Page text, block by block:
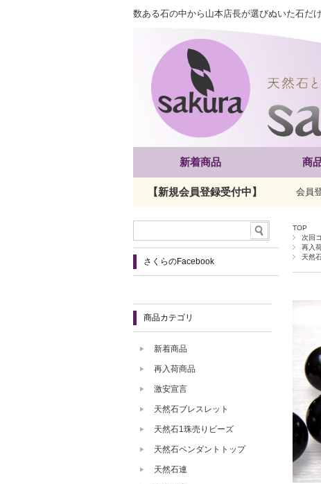
数ある石の中から山本店長が選びぬいた石だ
新着商品 商
【新規会員登録受付中】 会員
TOP
次回
再入
天然
さくらのFacebook
商品カテゴリ
新着商品
再入荷商品
激安宣言
天然石ブレスレット
天然石1珠売りビーズ
天然石ペンダントトップ
天然石連